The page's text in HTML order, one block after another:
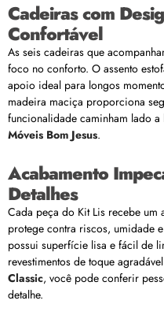
Cadeiras com
Confortável
As seis cadeiras que
foco no conforto. O assento
apoio ideal para longos
madeira maciça proporciona
funcionalidade caminham lado
Móveis Bom Jesus.
Acabamento
Detalhes
Cada peça do Kit Lis recebe um
protege contra riscos, umidade
possui superfície lisa e fácil de
revestimentos de toque
Classic, você pode conferir
detalhe.